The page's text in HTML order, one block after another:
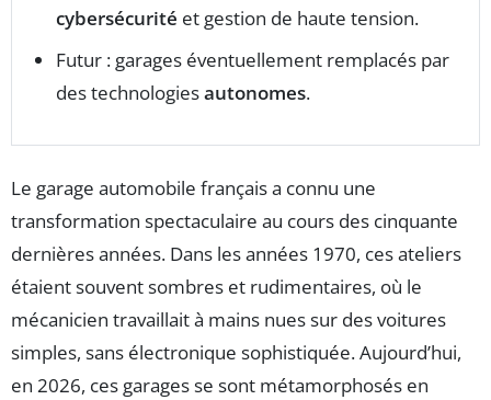
cybersécurité et gestion de haute tension.
Futur : garages éventuellement remplacés par
des technologiesautonomes.
Le garage automobile français a connu une
transformation spectaculaire au cours des cinquante
dernières années. Dans les années 1970, ces ateliers
étaient souvent sombres et rudimentaires, où le
mécanicien travaillait à mains nues sur des voitures
simples, sans électronique sophistiquée. Aujourd’hui,
en 2026, ces garages se sont métamorphosés en